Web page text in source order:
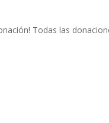
Todas las